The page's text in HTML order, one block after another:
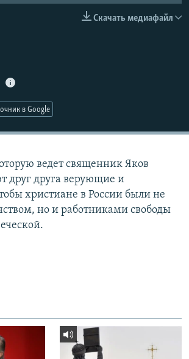
Скачать медиафайл
в Google
ведет священник Яков
друг друга верующие и
христиане в России были не
но и работниками свободы